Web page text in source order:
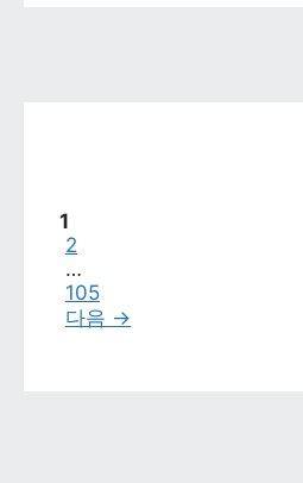
페이지
1
페이지
2
…
페이지
105
다음 →